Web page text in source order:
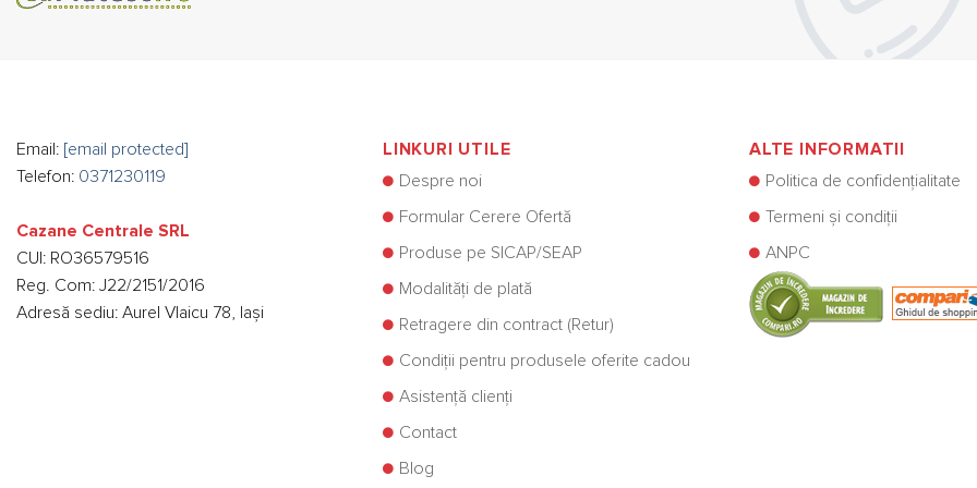
alese
Email: [email protected]
Telefon: 0371230119
Cazane Centrale SRL
CUI: RO36579516
Reg. Com: J22/2151/2016
Adresă sediu: Aurel Vlaicu 78, Iași
LINKURI UTILE
Despre noi
Formular Cerere Ofertă
Produse pe SICAP/SEAP
Modalități de plată
Retragere din contract (Retur)
Condiții pentru produsele oferite cadou
Asistență clienți
Contact
Blog
ALTE INFORMATII
Politica de confidențialitate
Termeni și condiții
ANPC